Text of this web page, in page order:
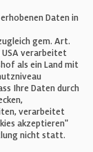
Daten in
gem. Art.
USA verarbeitet
als ein Land mit
Ihre Daten durch
verarbeitet
akzeptieren"
nicht statt.